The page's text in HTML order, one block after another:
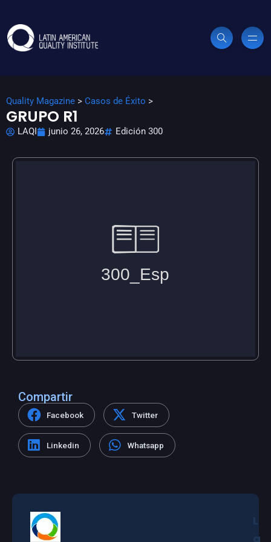
Quality Magazine > Casos de Éxito >
GRUPO R1
LAQI junio 26, 2026 Edición 300
Compartir
Facebook Twitter
Linkedin Whatsapp
a